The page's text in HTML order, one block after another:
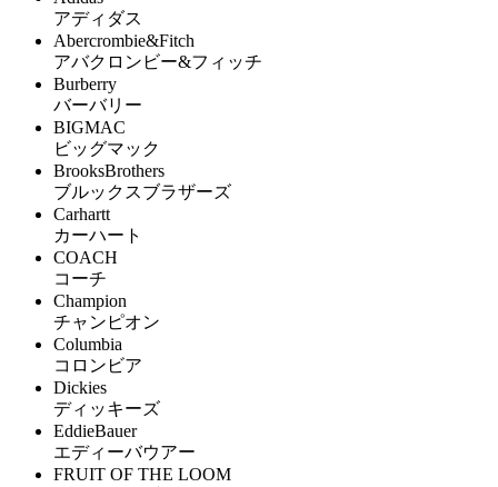
アディダス
Abercrombie&Fitch
アバクロンビー&フィッチ
Burberry
バーバリー
BIGMAC
ビッグマック
BrooksBrothers
ブルックスブラザーズ
Carhartt
カーハート
COACH
コーチ
Champion
チャンピオン
Columbia
コロンビア
Dickies
ディッキーズ
EddieBauer
エディーバウアー
FRUIT OF THE LOOM